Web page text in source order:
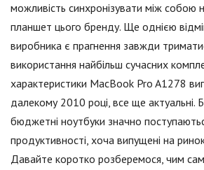
можливість синхронізувати між собою
планшет цього бренду. Ще однією
виробника є прагнення завжди
використання найбільш сучасних
характеристики MacBook Pro A1278
далекому 2010 році, все ще актуальні.
бюджетні ноутбуки значно
продуктивності, хоча випущені на
Давайте коротко розберемося, чим